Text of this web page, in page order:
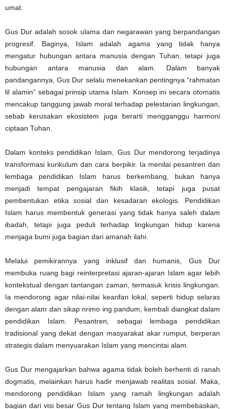
umat.
Gus Dur adalah sosok ulama dan negarawan yang berpandangan
progresif. Baginya, Islam adalah agama yang tidak hanya
mengatur hubungan antara manusia dengan Tuhan, tetapi juga
hubungan antara manusia dan alam. Dalam banyak
pandangannya, Gus Dur selalu menekankan pentingnya “rahmatan
lil alamin” sebagai prinsip utama Islam. Konsep ini secara otomatis
mencakup tanggung jawab moral terhadap pelestarian lingkungan,
sebab kerusakan ekosistem juga berarti mengganggu harmoni
ciptaan Tuhan.
Dalam konteks pendidikan Islam, Gus Dur mendorong terjadinya
transformasi kurikulum dan cara berpikir. Ia menilai pesantren dan
lembaga pendidikan Islam harus berkembang, bukan hanya
menjadi tempat pengajaran fikih klasik, tetapi juga pusat
pembentukan etika sosial dan kesadaran ekologis. Pendidikan
Islam harus membentuk generasi yang tidak hanya saleh dalam
ibadah, tetapi juga peduli terhadap lingkungan hidup karena
menjaga bumi juga bagian dari amanah ilahi.
Melalui pemikirannya yang inklusif dan humanis, Gus Dur
membuka ruang bagi reinterpretasi ajaran-ajaran Islam agar lebih
kontekstual dengan tantangan zaman, termasuk krisis lingkungan.
Ia mendorong agar nilai-nilai kearifan lokal, seperti hidup selaras
dengan alam dan sikap nrimo ing pandum, kembali diangkat dalam
pendidikan Islam. Pesantren, sebagai lembaga pendidikan
tradisional yang dekat dengan masyarakat akar rumput, berperan
strategis dalam menyuarakan Islam yang mencintai alam.
Gus Dur mengajarkan bahwa agama tidak boleh berhenti di ranah
dogmatis, melainkan harus hadir menjawab realitas sosial. Maka,
mendorong pendidikan Islam yang ramah lingkungan adalah
bagian dari visi besar Gus Dur tentang Islam yang membebaskan,